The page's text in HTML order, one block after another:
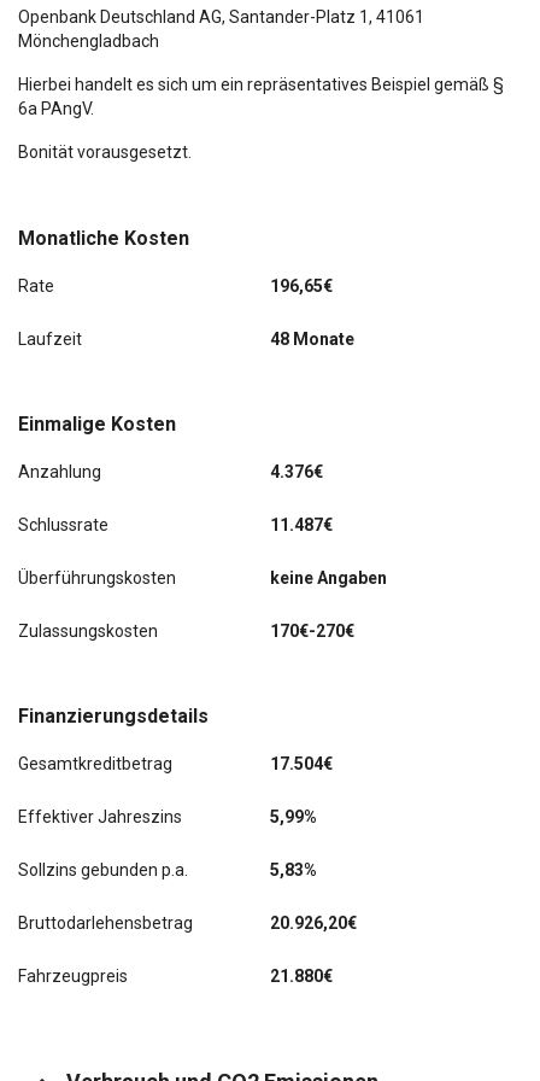
Monatliche Kosten
Rate 196,65€
Laufzeit 48 Monate
Einmalige Kosten
Anzahlung 4.376€
Schlussrate 11.487€
Überführungskosten keine Angaben
Zulassungskosten 170€-270€
Finanzierungsdetails
Gesamtkreditbetrag 17.504€
Effektiver Jahreszins 5,99%
Sollzins gebunden p.a. 5,83%
Bruttodarlehensbetrag 20.926,20€
Fahrzeugpreis 21.880€
Openbank Deutschland AG, Santander-Platz 1, 41061
Mönchengladbach
Hierbei handelt es sich um ein repräsentatives Beispiel gemäß §
6a PAngV.
Bonität vorausgesetzt.